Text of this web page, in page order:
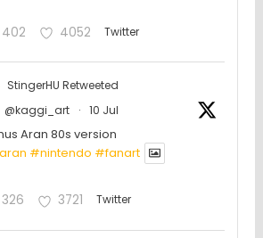
402 4052 Twitter
StingerHU Retweeted
@kaggi_art · 10 Jul
Aran 80s version
#nintendo #fanartㅤㅤㅤㅤ
326 3721 Twitter